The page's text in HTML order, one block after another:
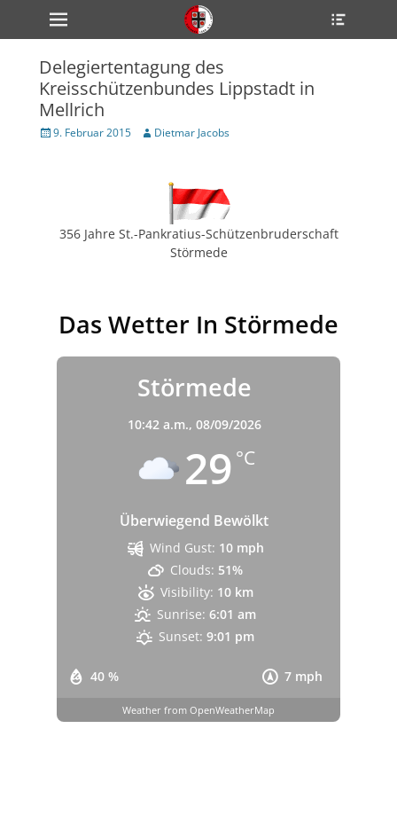
zum
Inhalt
Primärmenü
Delegiertentagung des
Kreisschützenbundes Lippstadt in
Mellrich
Veröffentlicht
9. Februar 2015 Author
Dietmar Jacobs
356 Jahre St.-Pankratius-Schützenbruderschaft
Störmede
Das Wetter In Störmede
Störmede
10:42 a.m., 08/09/2026
29 °C
Überwiegend Bewölkt
40 % 7 mph
Wind Gust: 10 mph
Clouds: 51%
Visibility: 10 km
Sunrise: 6:01 am
Sunset: 9:01 pm
Weather from OpenWeatherMap